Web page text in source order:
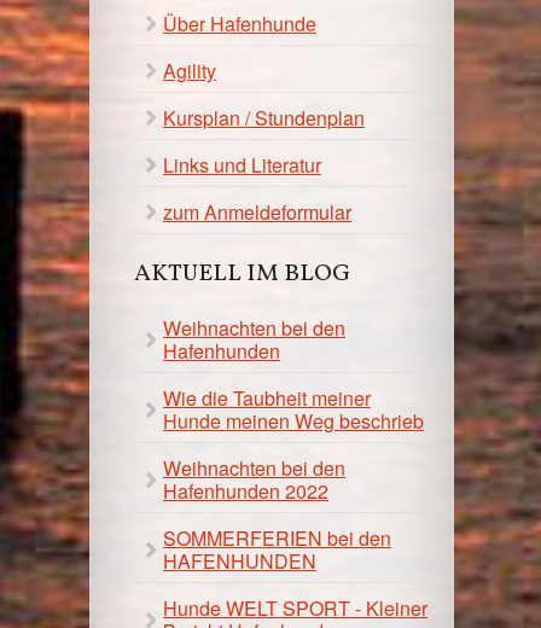
Über Hafenhunde
Agility
Kursplan / Stundenplan
Links und Literatur
zum Anmeldeformular
AKTUELL IM BLOG
Weihnachten bei den
Hafenhunden
Wie die Taubheit meiner
Hunde meinen Weg beschrieb
Weihnachten bei den
Hafenhunden 2022
SOMMERFERIEN bei den
HAFENHUNDEN
Hunde WELT SPORT - Kleiner